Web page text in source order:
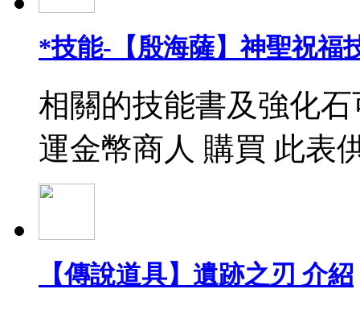
*技能-【殷海薩】神聖祝福
相關的技能書及強化
運金幣商人 購買 此表
【傳說道具】遺跡之刃 介紹